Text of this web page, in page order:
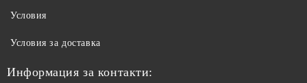
Условия
Условия за доставка
Информация за контакти: